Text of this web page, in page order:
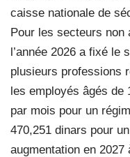
caisse nationale de
Pour les secteurs non
l’année 2026 a fixé le
plusieurs professions
les employés âgés de
par mois pour un
470,251 dinars pour
augmentation en 2027